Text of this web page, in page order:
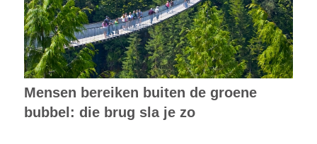
Mensen bereiken buiten de groene
bubbel: die brug sla je zo